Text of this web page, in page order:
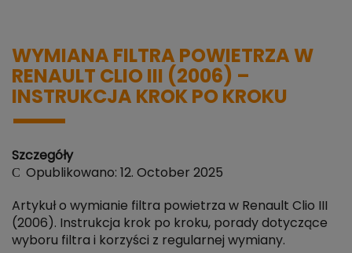
WYMIANA FILTRA POWIETRZA W
RENAULT CLIO III (2006) –
INSTRUKCJA KROK PO KROKU
Szczegóły
Opublikowano: 12. October 2025
Artykuł o wymianie filtra powietrza w Renault Clio III
(2006). Instrukcja krok po kroku, porady dotyczące
wyboru filtra i korzyści z regularnej wymiany.